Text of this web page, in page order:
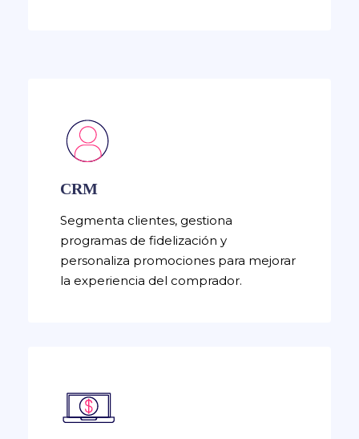
CRM
Segmenta clientes, gestiona
programas de fidelización y
personaliza promociones para mejorar
la experiencia del comprador.